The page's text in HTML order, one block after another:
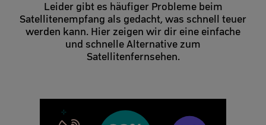
Leider gibt es häufiger Probleme beim
Satellitenempfang als gedacht, was schnell teuer
werden kann. Hier zeigen wir dir eine einfache
und schnelle Alternative zum
Satellitenfernsehen.